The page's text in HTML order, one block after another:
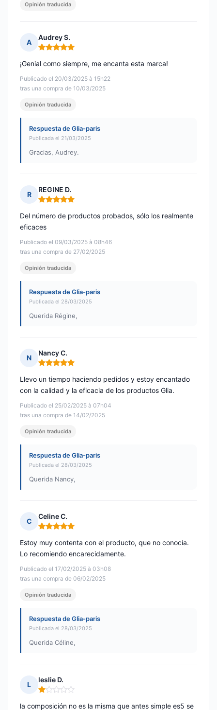
Opinión traducida
A
Audrey S.
Nota: 5 de 5
Publicado el 20/03/2025 à 15h22
tras una compra de 10/03/2025
¡Genial como siempre, me encanta esta marca!
Opinión traducida
Respuesta de Glia-paris
Publicada el 21/03/2025
Gracias, Audrey.
R
REGINE D.
Nota: 5 de 5
Publicado el 09/03/2025 à 08h46
tras una compra de 27/02/2025
Del número de productos probados, sólo los realmente
eficaces
Opinión traducida
Respuesta de Glia-paris
Publicada el 28/03/2025
Querida Régine,
N
Nancy C.
Nota: 5 de 5
Publicado el 25/02/2025 à 07h04
tras una compra de 14/02/2025
Llevo un tiempo haciendo pedidos y estoy encantado
con la calidad y la eficacia de los productos Glia.
Opinión traducida
Respuesta de Glia-paris
Publicada el 28/03/2025
Querida Nancy,
C
Celine C.
Nota: 5 de 5
Publicado el 17/02/2025 à 03h08
tras una compra de 06/02/2025
Estoy muy contenta con el producto, que no conocía.
Lo recomiendo encarecidamente.
Opinión traducida
Respuesta de Glia-paris
Publicada el 28/03/2025
Querida Céline,
L
leslie D.
Nota: 1 de 5
la composición no es la misma que antes simple es5 se